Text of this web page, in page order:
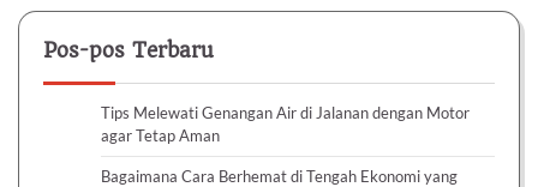
Pos-pos Terbaru
Tips Melewati Genangan Air di Jalanan dengan Motor
agar Tetap Aman
Bagaimana Cara Berhemat di Tengah Ekonomi yang